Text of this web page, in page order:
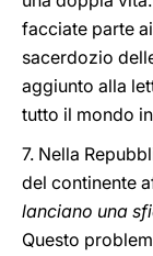
facciate parte
sacerdozio
aggiunto alla
tutto il mondo
7. Nella
del continente
lanciano una
Questo